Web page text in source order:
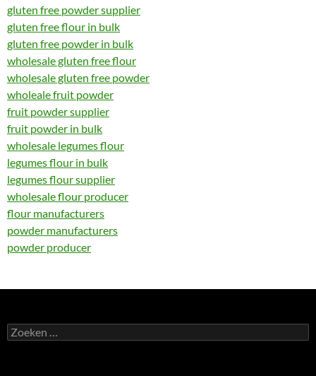
gluten free powder supplier
gluten free flour in bulk
gluten free powder in bulk
wholesale gluten free flour
wholesale gluten free powder
wholeale fruit powder
fruit powder supplier
fruit powder in bulk
wholesale legumes flour
legumes flour in bulk
legumes flour supplier
wholesale flour producer
flour manufacturers
powder manufacturers
powder producer
Zoeken
naar: